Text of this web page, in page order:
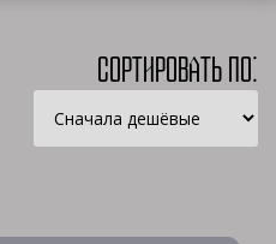
Сортировать по: